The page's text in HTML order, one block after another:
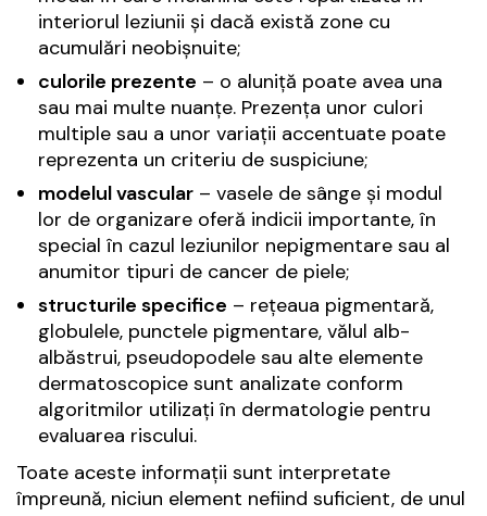
interiorul leziunii și dacă există zone cu
acumulări neobișnuite;
culorile prezente – o aluniță poate avea una
sau mai multe nuanțe. Prezența unor culori
multiple sau a unor variații accentuate poate
reprezenta un criteriu de suspiciune;
modelul vascular – vasele de sânge și modul
lor de organizare oferă indicii importante, în
special în cazul leziunilor nepigmentare sau al
anumitor tipuri de cancer de piele;
structurile specifice – rețeaua pigmentară,
globulele, punctele pigmentare, vălul alb-
albăstrui, pseudopodele sau alte elemente
dermatoscopice sunt analizate conform
algoritmilor utilizați în dermatologie pentru
evaluarea riscului.
Toate aceste informații sunt interpretate
împreună, niciun element nefiind suficient, de unul